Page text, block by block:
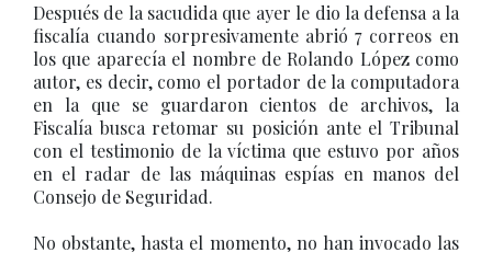
Después de la sacudida que ayer le dio la defensa a la
fiscalía cuando sorpresivamente abrió 7 correos en
los que aparecía el nombre de Rolando López como
autor, es decir, como el portador de la computadora
en la que se guardaron cientos de archivos, la
Fiscalía busca retomar su posición ante el Tribunal
con el testimonio de la víctima que estuvo por años
en el radar de las máquinas espías en manos del
Consejo de Seguridad.
No obstante, hasta el momento, no han invocado las